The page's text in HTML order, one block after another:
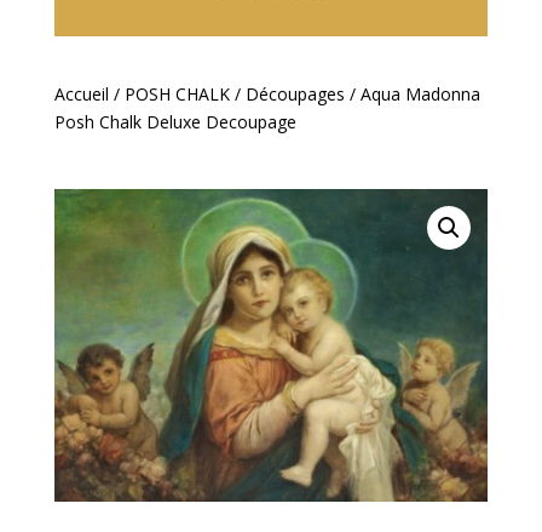
Accueil / POSH CHALK/ Découpages / Aqua Madonna
Posh Chalk Deluxe Decoupage